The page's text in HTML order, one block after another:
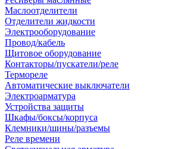
Маслоотделители
Отделители жидкости
Электрооборудование
Провод/кабель
Щитовое оборудование
Контакторы/пускатели/реле
Термореле
Автоматические выключатели
Электроарматура
Устройства защиты
Шкафы/боксы/корпуса
Клемники/шины/разъемы
Реле времени